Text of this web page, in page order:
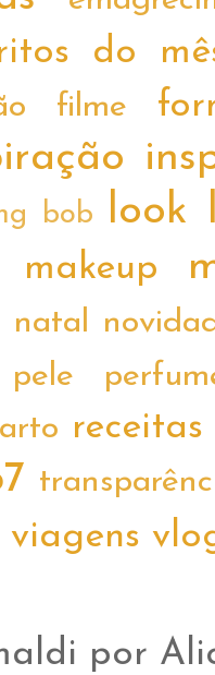
do
filme
bob look
makeup
natal
pele
receitas
viagens
por